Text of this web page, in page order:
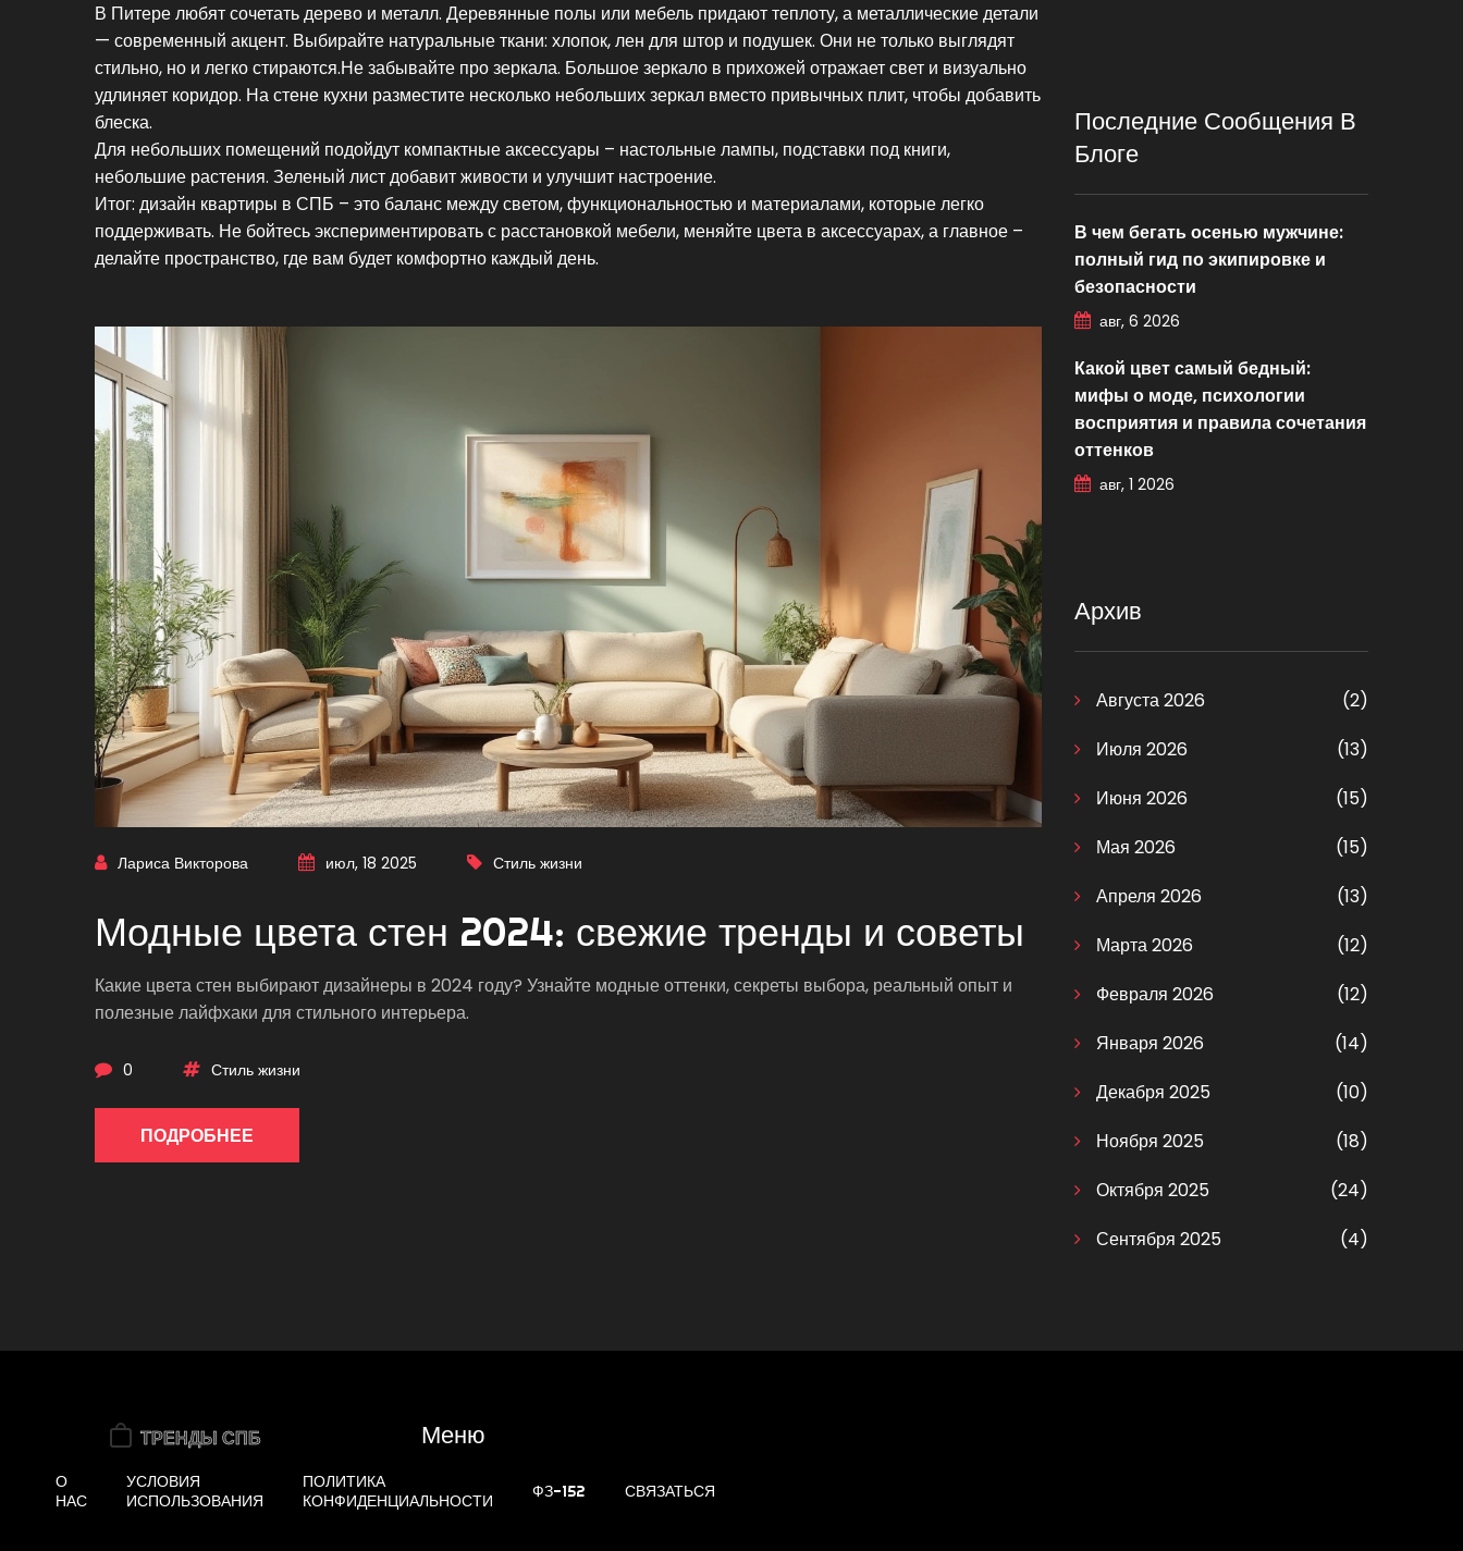
В Питере любят сочетать дерево и металл. Деревянные полы или мебель придают теплоту, а металлические детали
— современный акцент. Выбирайте натуральные ткани: хлопок, лен для штор и подушек. Они не только выглядят
стильно, но и легко стираются.Не забывайте про зеркала. Большое зеркало в прихожей отражает свет и визуально
удлиняет коридор. На стене кухни разместите несколько небольших зеркал вместо привычных плит, чтобы добавить
блеска.
Для небольших помещений подойдут компактные аксессуары – настольные лампы, подставки под книги,
небольшие растения. Зеленый лист добавит живости и улучшит настроение.
Итог: дизайн квартиры в СПБ – это баланс между светом, функциональностью и материалами, которые легко
поддерживать. Не бойтесь экспериментировать с расстановкой мебели, меняйте цвета в аксессуарах, а главное –
делайте пространство, где вам будет комфортно каждый день.
Лариса Викторова июл, 18 2025 Стиль жизни
Модные цвета стен 2024: свежие тренды и советы
Какие цвета стен выбирают дизайнеры в 2024 году? Узнайте модные оттенки, секреты выбора, реальный опыт и
полезные лайфхаки для стильного интерьера.
0 Стиль жизни
ПОДРОБНЕЕ
Последние Сообщения В
Блоге
В чем бегать осенью мужчине:
полный гид по экипировке и
безопасности
авг, 6 2026
Какой цвет самый бедный:
мифы о моде, психологии
восприятия и правила сочетания
оттенков
авг, 1 2026
Архив
Августа 2026
(2)
Июля 2026
(13)
Июня 2026
(15)
Мая 2026
(15)
Апреля 2026
(13)
Марта 2026
(12)
Февраля 2026
(12)
Января 2026
(14)
Декабря 2025
(10)
Ноября 2025
(18)
Октября 2025
(24)
Сентября 2025
(4)
Меню
О
НАС
УСЛОВИЯ
ИСПОЛЬЗОВАНИЯ
ПОЛИТИКА
КОНФИДЕНЦИАЛЬНОСТИ
ФЗ-152 СВЯЗАТЬСЯ